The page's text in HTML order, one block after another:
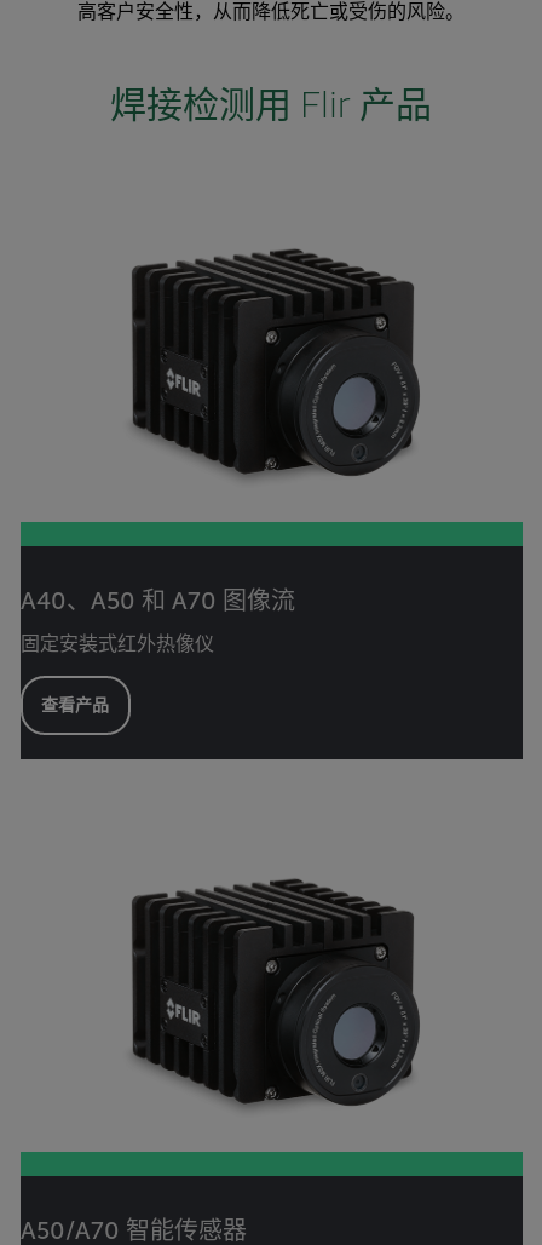
高客户安全性，从而降低死亡或受伤的风险。
焊接检测用 Flir 产品
A40、A50 和 A70 图像流
固定安装式红外热像仪
查看产品
A50/A70 智能传感器